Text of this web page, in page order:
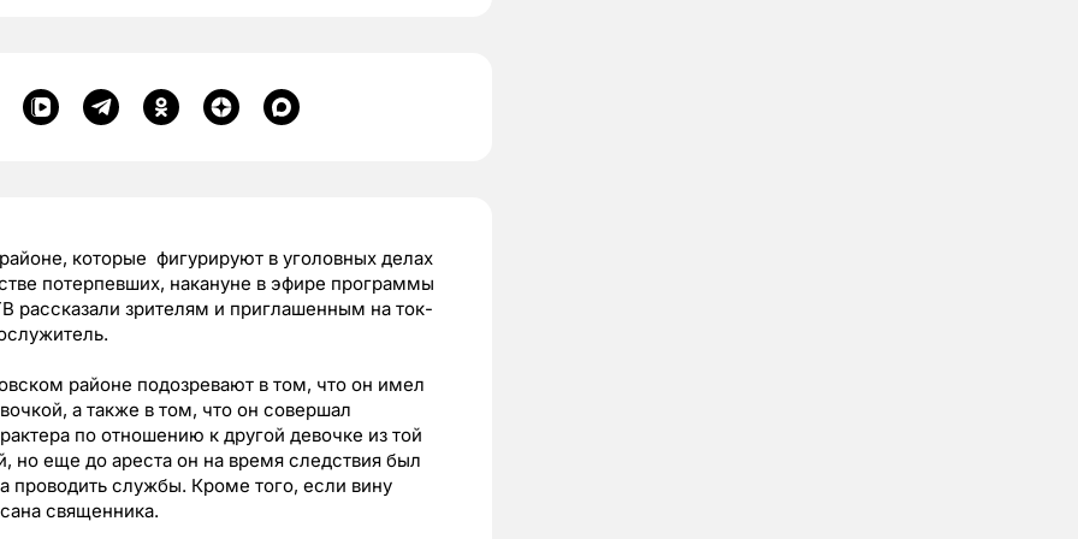
которые фигурируют в уголовных делах
потерпевших, накануне в эфире программы
рассказали зрителям и приглашенным на ток-
районе подозревают в том, что он имел
а также в том, что он совершал
по отношению к другой девочке из той
еще до ареста он на время следствия был
проводить службы. Кроме того, если вину
священника.